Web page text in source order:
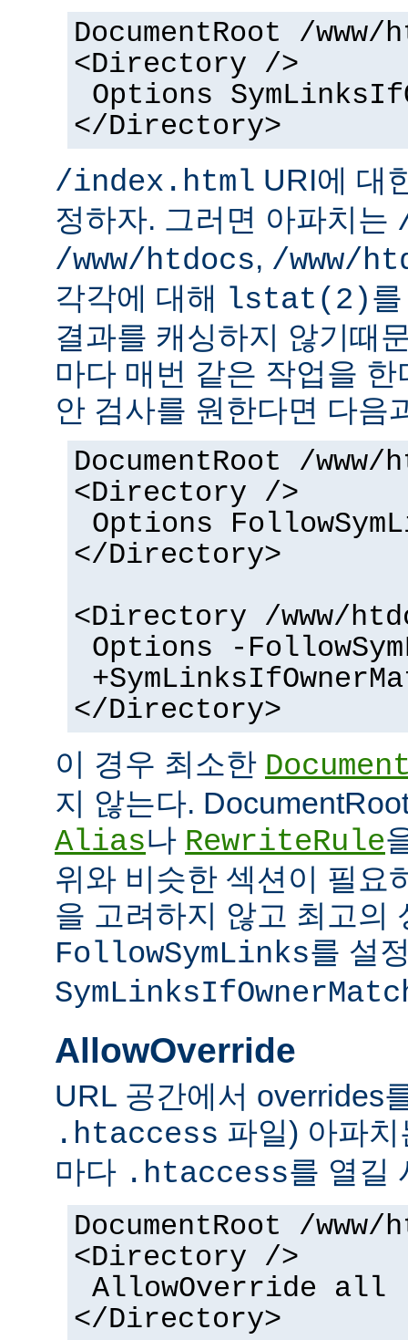
DocumentRoot /www/
<Directory />
Options
</Directory>
/index.html URI에 대
정하자. 그러면 아파치는
/www/htdocs, /www/
각각에 대해
lstat(2)
결과를 캐싱하지 않기때
마다 매번 같은 작업을
안 검사를 원한다면 다음
DocumentRoot /www/
<Directory />
Options
</Directory>
<Directory /www/
Options -
</Directory>
이 경우 최소한
지 않는다.
Alias나 RewriteRule
위와 비슷한 섹션이 필요
을 고려하지 않고 최고의
FollowSymLinks를 설
AllowOverride
URL 공간에서 overrides
.htaccess 파일) 아파
마다 .htaccess를 열길
DocumentRoot /www/
<Directory />
AllowOverride all
</Directory>